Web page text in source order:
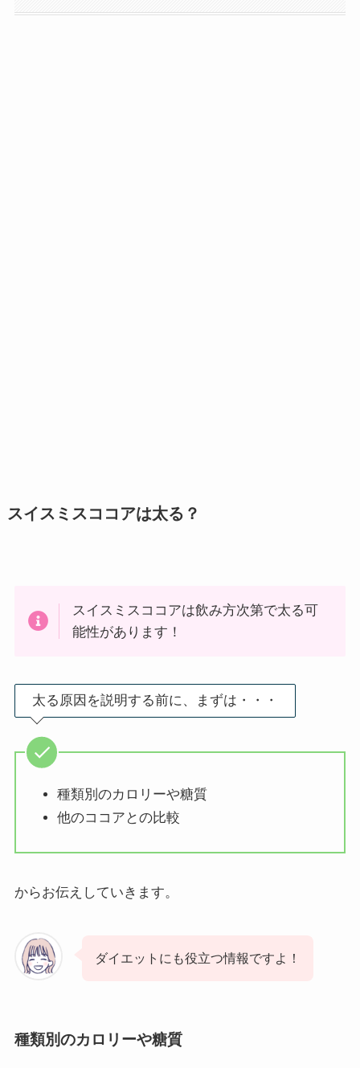
スイスミスココアは太る？
スイスミスココアは飲み方次第で太る可
能性があります！
太る原因を説明する前に、まずは・・・
種類別のカロリーや糖質
他のココアとの比較
からお伝えしていきます。
ダイエットにも役立つ情報ですよ！
種類別のカロリーや糖質